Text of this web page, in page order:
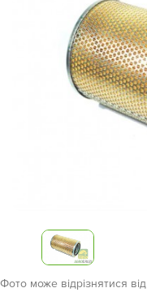
Фото може відрізнятися